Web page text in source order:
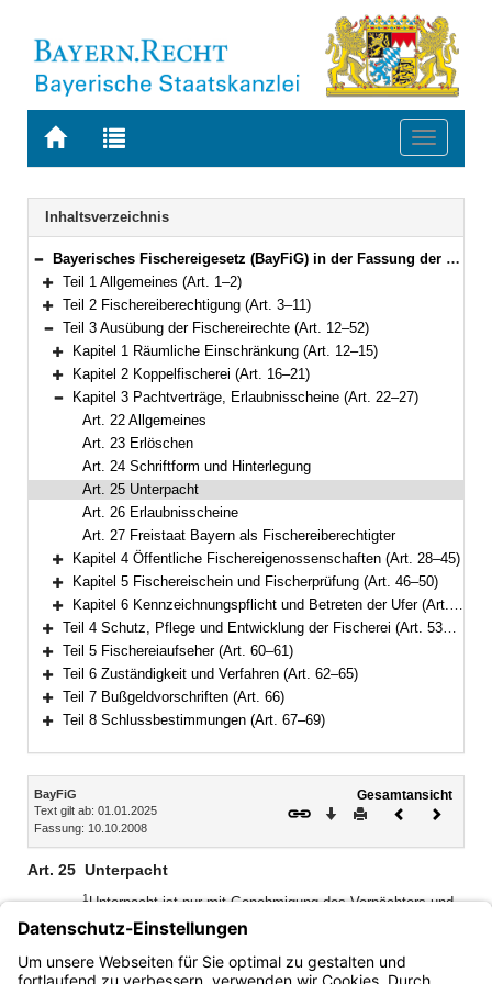
Zur
BAYERN.RECHT
Zur
letzten
Suche
Toggle
Navigation
Inhaltsverzeichnis
Bereich reduzieren
Bayerisches Fischereigesetz (BayFiG) in der Fassung der Bekanntmachung vom 10. Oktober 2008 (GVBl. S.840, 2009 S. 6) BayRS 793-1-L (Art. 1–69)
Bereich erweitern
Teil 1 Allgemeines (Art. 1–2)
Bereich erweitern
Teil 2 Fischereiberechtigung (Art. 3–11)
Bereich reduzieren
Teil 3 Ausübung der Fischereirechte (Art. 12–52)
Bereich erweitern
Kapitel 1 Räumliche Einschränkung (Art. 12–15)
Bereich erweitern
Kapitel 2 Koppelfischerei (Art. 16–21)
Bereich reduzieren
Kapitel 3 Pachtverträge, Erlaubnisscheine (Art. 22–27)
Art. 22 Allgemeines
Art. 23 Erlöschen
Art. 24 Schriftform und Hinterlegung
Art. 25 Unterpacht
Art. 26 Erlaubnisscheine
Art. 27 Freistaat Bayern als Fischereiberechtigter
Bereich erweitern
Kapitel 4 Öffentliche Fischereigenossenschaften (Art. 28–45)
Bereich erweitern
Kapitel 5 Fischereischein und Fischerprüfung (Art. 46–50)
Bereich erweitern
Kapitel 6 Kennzeichnungspflicht und Betreten der Ufer (Art. 51–52)
Bereich erweitern
Teil 4 Schutz, Pflege und Entwicklung der Fischerei (Art. 53–59)
Bereich erweitern
Teil 5 Fischereiaufseher (Art. 60–61)
Bereich erweitern
Teil 6 Zuständigkeit und Verfahren (Art. 62–65)
Bereich erweitern
Teil 7 Bußgeldvorschriften (Art. 66)
Teil 8 Schlussbestimmungen (Art. 67–69)
Inhalt
BayFiG
Text gilt ab: 01.01.2025
Fassung: 10.10.2008
Gesamtansicht
Download
DruckenVorheriges
Art. 25 Unterpacht
1Unterpacht ist nur mit Genehmigung des Verpächters und
für das ganze Fischereirecht sowie für den vollen Rest der
Pachtdauer zulässig.2
die Bestimmungen der Art. 22 bis 24 entsprechende